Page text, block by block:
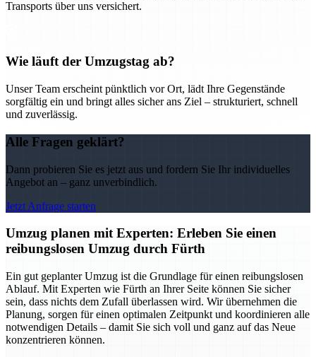
Transports über uns versichert.
Wie läuft der Umzugstag ab?
Unser Team erscheint pünktlich vor Ort, lädt Ihre Gegenstände
sorgfältig ein und bringt alles sicher ans Ziel – strukturiert, schnell
und zuverlässig.
Alle Fragen geklärt?
Dann probieren Sie es jetzt aus und fordern Sie Ihr individuelles
Angebot an – ganz unverbindlich.
Jetzt Anfrage starten
Umzug planen mit Experten: Erleben Sie einen
reibungslosen Umzug durch Fürth
Ein gut geplanter Umzug ist die Grundlage für einen reibungslosen
Ablauf. Mit Experten wie Fürth an Ihrer Seite können Sie sicher
sein, dass nichts dem Zufall überlassen wird. Wir übernehmen die
Planung, sorgen für einen optimalen Zeitpunkt und koordinieren alle
notwendigen Details – damit Sie sich voll und ganz auf das Neue
konzentrieren können.